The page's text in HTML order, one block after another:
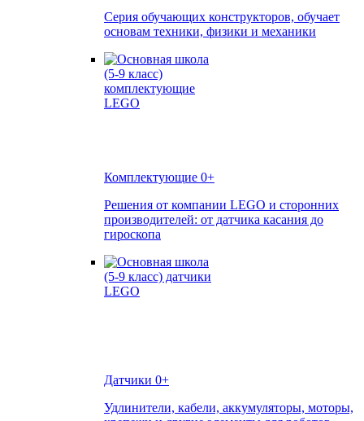
Серия обучающих конструкторов, обучает
основам техники, физики и механики
Комплектующие 0+
Решения от компании LEGO и сторонних
производителей: от датчика касания до
гироскопа
Датчики 0+
Удлинители, кабели, аккумуляторы, моторы,